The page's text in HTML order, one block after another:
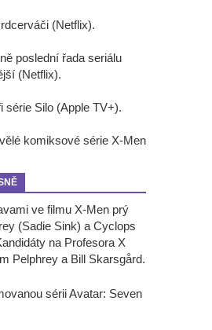
(Netflix).
poslední řada seriálu
(Netflix).
série Silo (Apple TV+).
komiksové série X-Men
ve filmu X-Men prý
(Sadie Sink) a Cyclops
na Profesora X
Pelphrey a Bill Skarsgård.
sérii Avatar: Seven